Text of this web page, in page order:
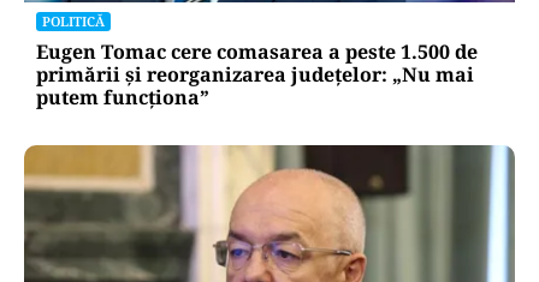
POLITICĂ
Eugen Tomac cere comasarea a peste 1.500 de
primării și reorganizarea județelor: „Nu mai
putem funcționa”